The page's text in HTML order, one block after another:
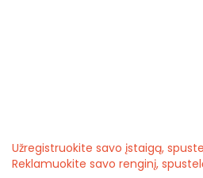
Užregistruokite savo įstaigą,
Reklamuokite savo renginį,